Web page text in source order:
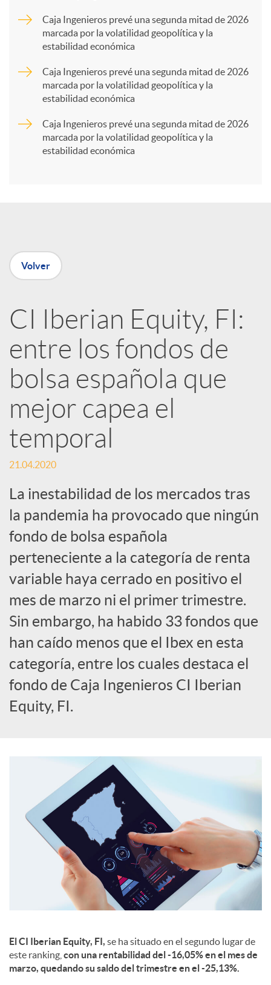
a
n
e
d
e
s
S
o
c
i
a
l
e
s
Caja Ingenieros prevé una segunda mitad de 2026
marcada por la volatilidad geopolítica y la
estabilidad económica
Caja Ingenieros prevé una segunda mitad de 2026
marcada por la volatilidad geopolítica y la
estabilidad económica
Caja Ingenieros prevé una segunda mitad de 2026
marcada por la volatilidad geopolítica y la
estabilidad económica
Volver
CI Iberian Equity, FI:
entre los fondos de
bolsa española que
mejor capea el
temporal
21.04.2020
La inestabilidad de los mercados tras
la pandemia ha provocado que ningún
fondo de bolsa española
perteneciente a la categoría de renta
variable haya cerrado en positivo el
mes de marzo ni el primer trimestre.
Sin embargo, ha habido 33 fondos que
han caído menos que el Ibex en esta
categoría, entre los cuales destaca el
fondo de Caja Ingenieros CI Iberian
Equity, FI.
El CI Iberian Equity, FI, se ha situado en el segundo lugar de
este ranking, con una rentabilidad del -16,05% en el mes de
marzo, quedando su saldo del trimestre en el -25,13%.